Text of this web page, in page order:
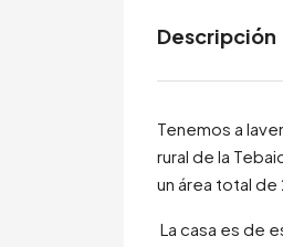
Descripción
Tenemos a
rural de la
un área total
La casa es de